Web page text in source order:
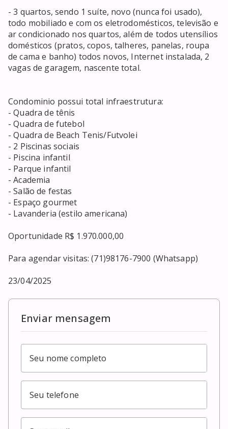
- 3 quartos, sendo 1 suíte, novo (nunca foi usado),
todo mobiliado e com os eletrodomésticos, televisão e
ar condicionado nos quartos, além de todos utensílios
domésticos (pratos, copos, talheres, panelas, roupa
de cama e banho) todos novos, Internet instalada, 2
vagas de garagem, nascente total.
Condominio possui total infraestrutura:
- Quadra de tênis
- Quadra de futebol
- Quadra de Beach Tenis/Futvolei
- 2 Piscinas sociais
- Piscina infantil
- Parque infantil
- Academia
- Salão de festas
- Espaço gourmet
- Lavanderia (estilo americana)
Oportunidade R$ 1.970.000,00
Para agendar visitas: (71)98176-7900 (Whatsapp)
23/04/2025
Enviar mensagem